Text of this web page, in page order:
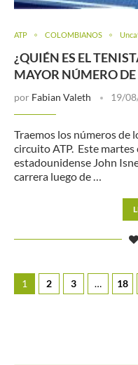
ATP COLOMBIANOS
¿QUIÉN ES EL
MAYOR NÚMERO DE
por Fabian Valeth 19/
Traemos los números de
circuito ATP. Este martes
estadounidense John
carrera luego de …
1 2 3 … 18